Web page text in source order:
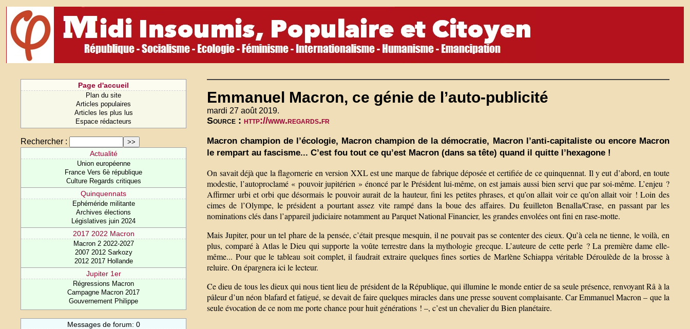
Page d'accueil
Plan du site
Articles populaires
Articles les plus lus
Espace rédacteurs
Rechercher :
Actualité
Union européenne
France Vers 6è république
Culture Regards critiques
Quinquennats
Ephéméride militante
Archives élections
Législatives juin 2024
2017 2022 Macron
Macron 2 2022-2027
2007 2012 Sarkozy
2012 2017 Hollande
Jupiter 1er
Régressions Macron
Campagne Macron 2017
Gouvernement Philippe
Messages de forum: 0
Emmanuel Macron, ce génie de l’auto-publicité
mardi 27 août 2019.
Source :http://www.regards.fr
Macron champion de l’écologie, Macron champion de la démocratie, Macron l’anti-capitaliste ou encore Macron
le rempart au fascisme... C’est fou tout ce qu’est Macron (dans sa tête) quand il quitte l’hexagone !
On savait déjà que la flagornerie en version XXL est une marque de fabrique déposée et certifiée de ce quinquennat. Il y eut d’abord, en toute
modestie, l’autoproclamé « pouvoir jupitérien » énoncé par le Président lui-même, on est jamais aussi bien servi que par soi-même. L’enjeu ?
Affirmer urbi et orbi que désormais le pouvoir aurait de la hauteur, fini les petites phrases, et qu’on allait voir ce qu’on allait voir ! Loin des
cimes de l’Olympe, le président a pourtant assez vite rampé dans la boue des affaires. Du feuilleton Benalla/Crase, en passant par les
nominations clés dans l’appareil judiciaire notamment au Parquet National Financier, les grandes envolées ont fini en rase-motte.
Mais Jupiter, pour un tel phare de la pensée, c’était presque mesquin, il ne pouvait pas se contenter des cieux. Qu’à cela ne tienne, le voilà, en
plus, comparé à Atlas le Dieu qui supporte la voûte terrestre dans la mythologie grecque. L’auteure de cette perle ? La première dame elle-
même... Pour que le tableau soit complet, il faudrait extraire quelques fines sorties de Marlène Schiappa véritable Déroulède de la brosse à
reluire. On épargnera ici le lecteur.
Ce dieu de tous les dieux qui nous tient lieu de président de la République, qui illumine le monde entier de sa seule présence, renvoyant Râ à la
pâleur d’un néon blafard et fatigué, se devait de faire quelques miracles dans une presse souvent complaisante. Car Emmanuel Macron – que la
seule évocation de ce nom me porte chance pour huit générations ! –, c’est un chevalier du Bien planétaire.